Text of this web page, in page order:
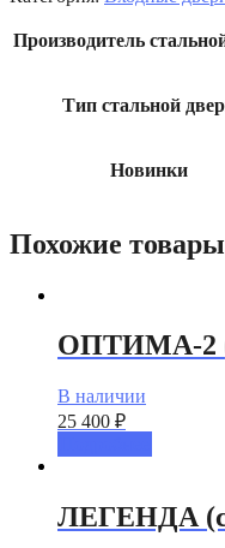
Производитель
Тип стальной
Новинки
Похожие товары
ОПТИМА-2
В наличии
25 400 ₽
ЛЕГЕНДА